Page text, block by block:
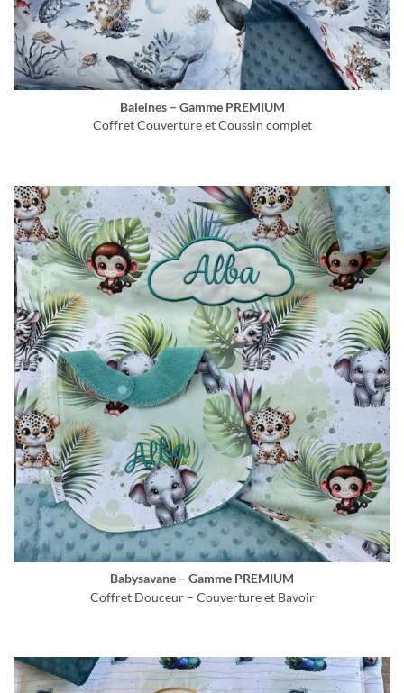
Baleines – Gamme PREMIUM
Coffret Couverture et Coussin complet
Babysavane – Gamme PREMIUM
Coffret Douceur – Couverture et Bavoir